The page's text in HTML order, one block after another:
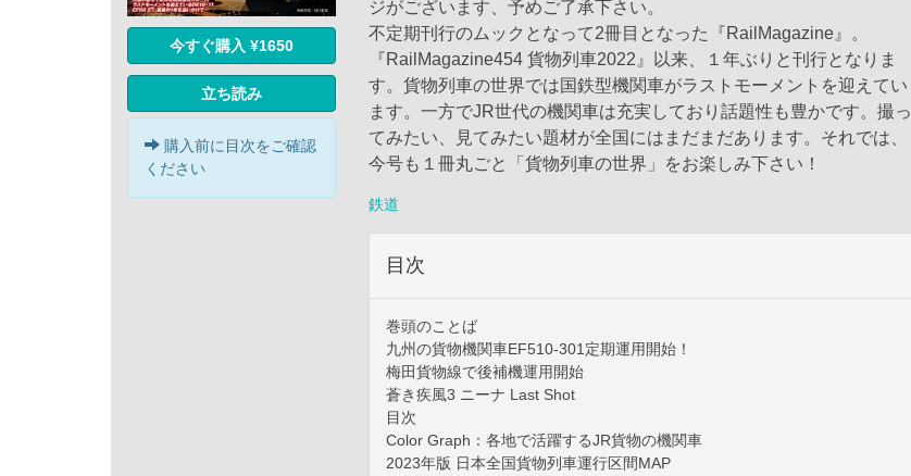
今すぐ購入 ¥1650
立ち読み
購入前に目次をご確認
ください
ジがございます、予めご了承下さい。
不定期刊行のムックとなって2冊目となった『RailMagazine』。
『RailMagazine454 貨物列車2022』以来、１年ぶりと刊行となりま
す。貨物列車の世界では国鉄型機関車がラストモーメントを迎えてい
ます。一方でJR世代の機関車は充実しており話題性も豊かです。撮っ
てみたい、見てみたい題材が全国にはまだまだあります。それでは、
今号も１冊丸ごと「貨物列車の世界」をお楽しみ下さい！
鉄道
目次
巻頭のことば
九州の貨物機関車EF510-301定期運用開始！
梅田貨物線で後補機運用開始
蒼き疾風3 ニーナ Last Shot
目次
Color Graph：各地で活躍するJR貨物の機関車
2023年版 日本全国貨物列車運行区間MAP